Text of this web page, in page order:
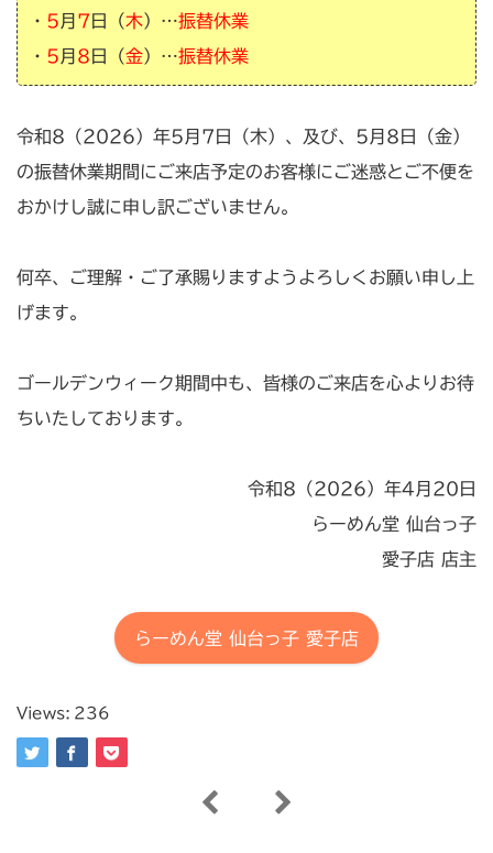
・ 5月 7 日（木）…振替休業
・ 5月 8 日（金）…振替休業
令和8（2026）年5月7日（木）、及び、5月8日（金）
の振替休業期間にご来店予定のお客様にご迷惑とご不便を
おかけし誠に申し訳ございません。
何卒、ご理解・ご了承賜りますようよろしくお願い申し上
げます。
ゴールデンウィーク期間中も、皆様のご来店を心よりお待
ちいたしております。
令和8（2026）年4月20日
らーめん堂 仙台っ子
愛子店 店主
らーめん堂 仙台っ子 愛子店
Views: 236